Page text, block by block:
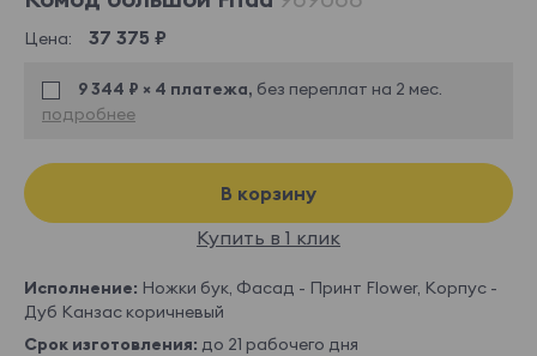
Цена: 37 375 ₽
9 344 ₽ × 4 платежа, без переплат на 2 мес.
подробнее
В корзину
Купить в 1 клик
Исполнение: Ножки бук, Фасад - Принт Flower, Корпус -
Дуб Канзас коричневый
Срок изготовления: до 21 рабочего дня